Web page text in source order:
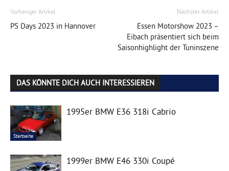
Vorheriger Artikel
PS Days 2023 in Hannover
Nächster Artikel
Essen Motorshow 2023 –
Eibach präsentiert sich beim
Saisonhighlight der Tuninszene
DAS KÖNNTE DICH AUCH INTERESSIEREN
Startseite
1995er BMW E36 318i Cabrio
1999er BMW E46 330i Coupé